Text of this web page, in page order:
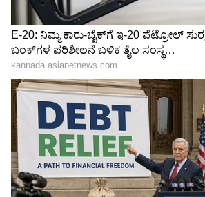
ಬೆನ್ನಲ್ಲೇ ಸಭಾಪತಿ ಸ್ಥಾನಕ್ಕೆ
ಬಸವರಾಜ್ ಹೊರಟ್ಟಿ ರಾಜೀನಾಮೆ
ನೂರಿ
LATEST VIDEOS
"ರಾಜಕೀಯ ಬೇಡ, ಸಿನಿಮಾನೇ ಪ್ರಾಣ":
ಕನಕೋತ್ಸವದಲ್ಲಿ ರಿಷಬ್ ಶೆಟ್ಟಿ |
Shetty speech | Suvarna News
ಶೇ.50 ರಿಂದ ಶೇ.18 ಕ್ಕೆ TAX ಇಳಿಕೆ:
ಟ್ರಂಪ್ ಐತಿಹಾಸಿಕ ಒಪ್ಪಂದ | India